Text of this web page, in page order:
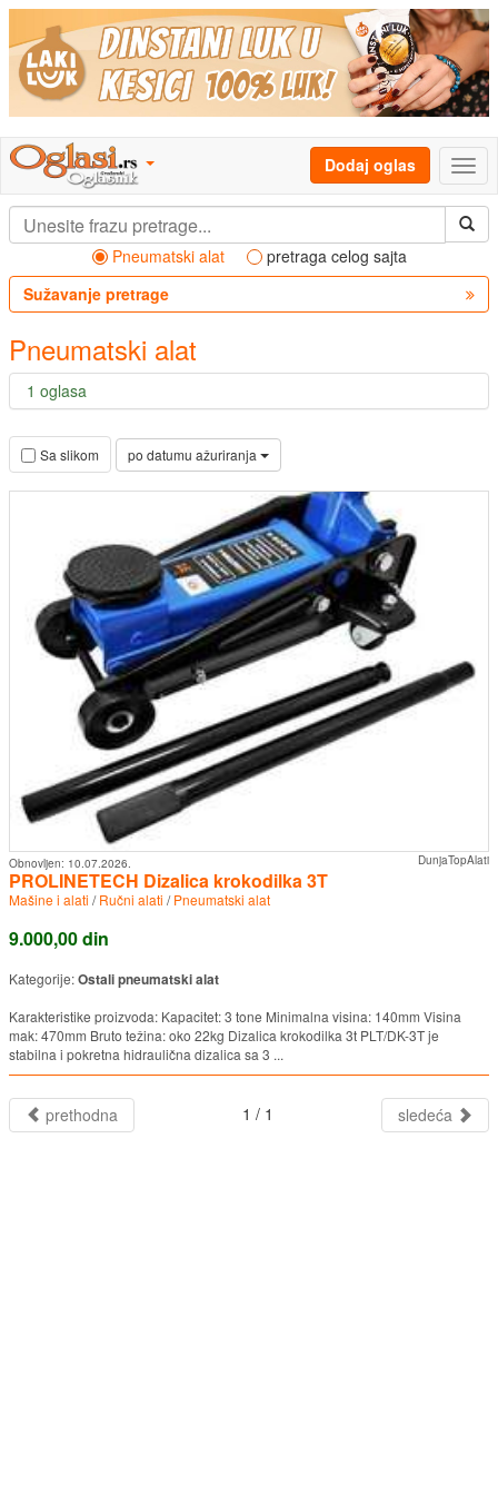
Dodaj oglas
Pneumatski alat
pretraga celog sajta
Sužavanje pretrage
Pneumatski alat
1 oglasa
Sa slikom po datumu ažuriranja
DunjaTopAlati
Obnovljen: 10.07.2026.
PROLINETECH Dizalica krokodilka 3T
Mašine i alati /Ručni alati /Pneumatski alat
9.000,00 din
Kategorije:Ostali pneumatski alat
Karakteristike proizvoda: Kapacitet: 3 tone Minimalna visina: 140mm Visina
mak: 470mm Bruto težina: oko 22kg Dizalica krokodilka 3t PLT/DK-3T je
stabilna i pokretna hidraulična dizalica sa 3 ...
prethodna 1 / 1 sledeća